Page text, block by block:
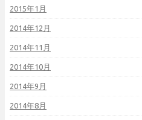
2015年1月
2014年12月
2014年11月
2014年10月
2014年9月
2014年8月